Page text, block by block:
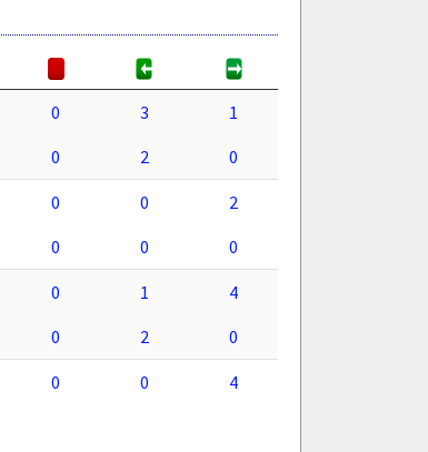
0 3
1
0 2 0
0 0
2
0 0 0
0 1
4
0 2 0
0 0 4